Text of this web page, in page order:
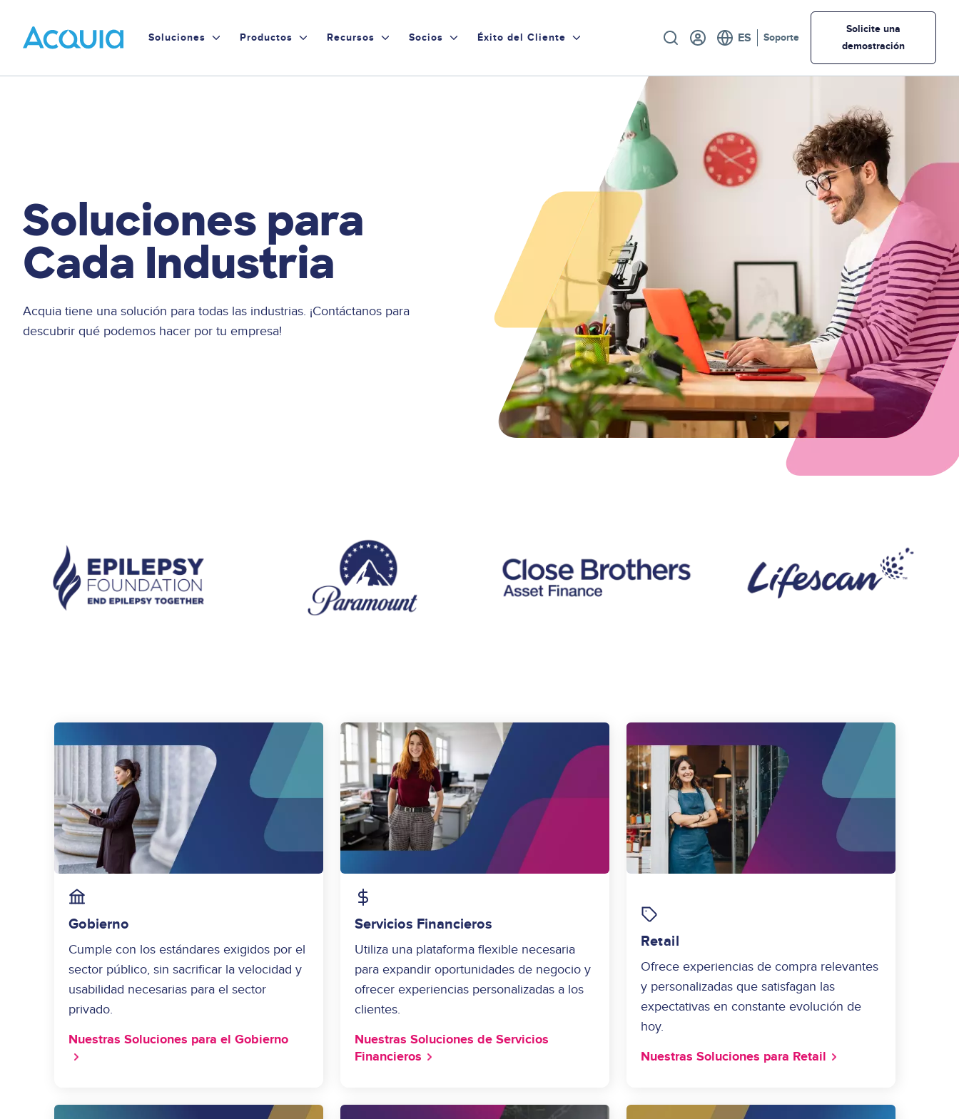
main
Primary
Menu
Soluciones Productos Recursos Socios Éxito del Cliente UtilitySoporte
Solicite una
demostración
Soluciones para
Cada Industria
Acquia tiene una solución para todas las industrias. ¡Contáctanos para
descubrir qué podemos hacer por tu empresa!
Image
Gobierno
Cumple con los estándares exigidos por el
sector público, sin sacrificar la velocidad y
usabilidad necesarias para el sector
privado.
Nuestras Soluciones para el Gobierno
Image
Servicios Financieros
Utiliza una plataforma flexible necesaria
para expandir oportunidades de negocio y
ofrecer experiencias personalizadas a los
clientes.
Nuestras Soluciones de Servicios
Financieros
Image
Retail
Ofrece experiencias de compra relevantes
y personalizadas que satisfagan las
expectativas en constante evolución de
hoy.
Nuestras Soluciones para Retail